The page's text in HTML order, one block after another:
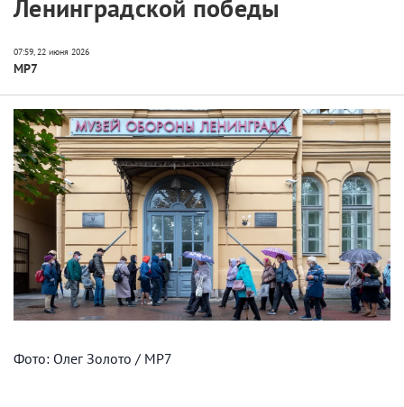
Ленинградской победы
МР7
Фото: Олег Золото / МР7